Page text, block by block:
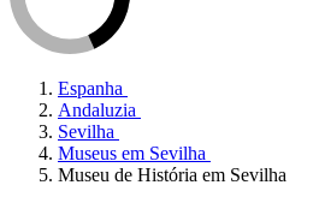
Espanha
Andaluzia
Sevilha
Museus em Sevilha
Museu de História em Sevilha